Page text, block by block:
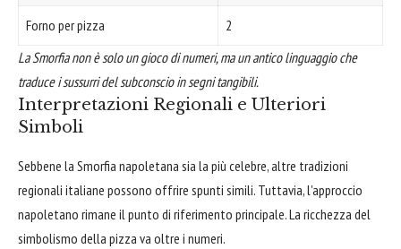
Forno per pizza
2
La Smorfia non è solo un gioco di numeri, ma un antico linguaggio che
traduce i sussurri del subconscio in segni tangibili.
Interpretazioni Regionali e Ulteriori
Simboli
Sebbene la Smorfia napoletana sia la più celebre, altre tradizioni
regionali italiane possono offrire spunti simili. Tuttavia, l'approccio
napoletano rimane il punto di riferimento principale. La ricchezza del
simbolismo della pizza va oltre i numeri.